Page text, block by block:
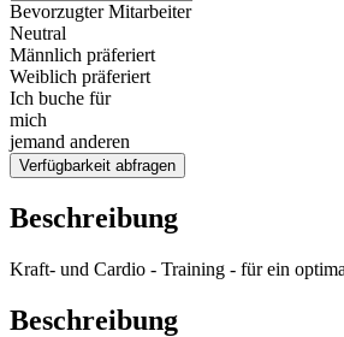
Bevorzugter Mitarbeiter
Neutral
Männlich präferiert
Weiblich präferiert
Ich buche für
mich
jemand anderen
Verfügbarkeit abfragen
Beschreibung
Kraft- und Cardio - Training - für ein
Beschreibung